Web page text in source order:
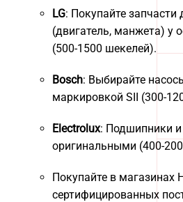
LG: Покупайте запчасти
(двигатель, манжета) у
(500-1500 шекелей).
Bosch: Выбирайте
маркировкой SII (300-
Electrolux: Подшипники
оригинальными (400-
Покупайте в магазинах
сертифицированных